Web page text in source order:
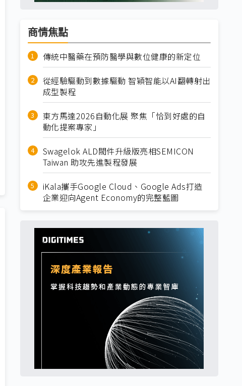
商情焦點
傳統中醫藥在預防醫學與數位健康的新定位
從經驗驅動到數據驅動 智穎智能以AI翻轉射出
成型製程
東方馬達2026自動化展 聚焦「恰到好處的自
動化提案專家」
Swagelok ALD閥件升級版亮相SEMICON
Taiwan 助攻先進製程發展
iKala攜手Google Cloud、Google Ads打造
企業迎向Agent Economy的完整藍圖